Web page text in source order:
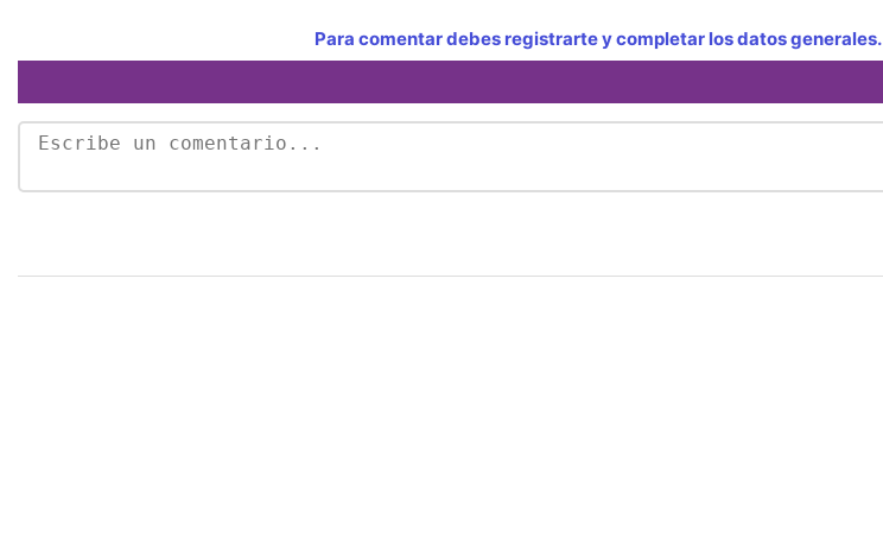
Para comentar debes registrarte y completar los datos generales.